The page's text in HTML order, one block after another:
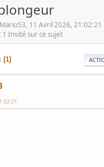
11 Avril 2026, 21:02:21
Invité sur ce sujet
1